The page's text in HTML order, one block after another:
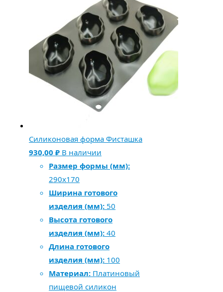
Силиконовая форма Фисташка
930,00 ₽ В наличии
Размер формы (мм):
290х170
Ширина готового
изделия (мм): 50
Высота готового
изделия (мм): 40
Длина готового
изделия (мм): 100
Материал: Платиновый
пищевой силикон